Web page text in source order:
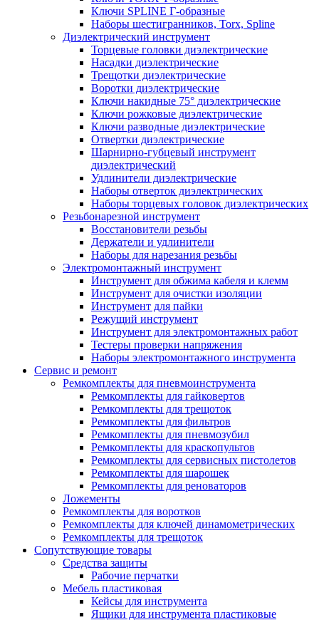
Ключи SPLINE Г-образные
Наборы шестигранников, Torx, Spline
Диэлектрический инструмент
Торцевые головки диэлектрические
Насадки диэлектрические
Трещотки диэлектрические
Воротки диэлектрические
Ключи накидные 75° диэлектрические
Ключи рожковые диэлектрические
Ключи разводные диэлектрические
Отвертки диэлектрические
Шарнирно-губцевый инструмент
диэлектрический
Удлинители диэлектрические
Наборы отверток диэлектрических
Наборы торцевых головок диэлектрических
Резьбонарезной инструмент
Восстановители резьбы
Держатели и удлинители
Наборы для нарезания резьбы
Электромонтажный инструмент
Инструмент для обжима кабеля и клемм
Инструмент для очистки изоляции
Инструмент для пайки
Режущий инструмент
Инструмент для электромонтажных работ
Тестеры проверки напряжения
Наборы электромонтажного инструмента
Сервис и ремонт
Ремкомплекты для пневмоинструмента
Ремкомплекты для гайковертов
Ремкомплекты для трещоток
Ремкомплекты для фильтров
Ремкомплекты для пневмозубил
Ремкомплекты для краскопультов
Ремкомплекты для сервисных пистолетов
Ремкомплекты для шарошек
Ремкомплекты для реноваторов
Ложементы
Ремкомплекты для воротков
Ремкомплекты для ключей динамометрических
Ремкомплекты для трещоток
Сопутствующие товары
Средства защиты
Рабочие перчатки
Мебель пластиковая
Кейсы для инструмента
Ящики для инструмента пластиковые